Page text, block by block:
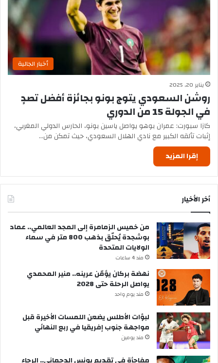
أخبار الجالية
يناير 20, 2025
روشن السعودي يتوج بونو بجائزة أفضل تصدٍ
في الجولة 15 من الدوري
كازا سبورت: عمران بوهو يواصل ياسين بونو، الحارس الدولي المغربي،
إثبات تألقه الكبير مع نادي الهلال السعودي، حيث تمكن من…
إقرا المزيد
أخر الأخيار
من خميس الزمامرة إلى المجد العالمي.. عماد
بوشجدة يُحلّق بذهب 800 متر في سماء
الولايات المتحدة
مند 4 ساعات
نهضة بركان يؤمّن عرينه.. منير المحمدي
يواصل الرحلة حتى 2028
مند يوم واحد
لبؤات الأطلس يضعن اللمسات الأخيرة قبل
مواجهة جنوب إفريقيا في ربع النهائي
مند يومين
مفاجأة في تقديم يونس الدحماني.. الرجاء